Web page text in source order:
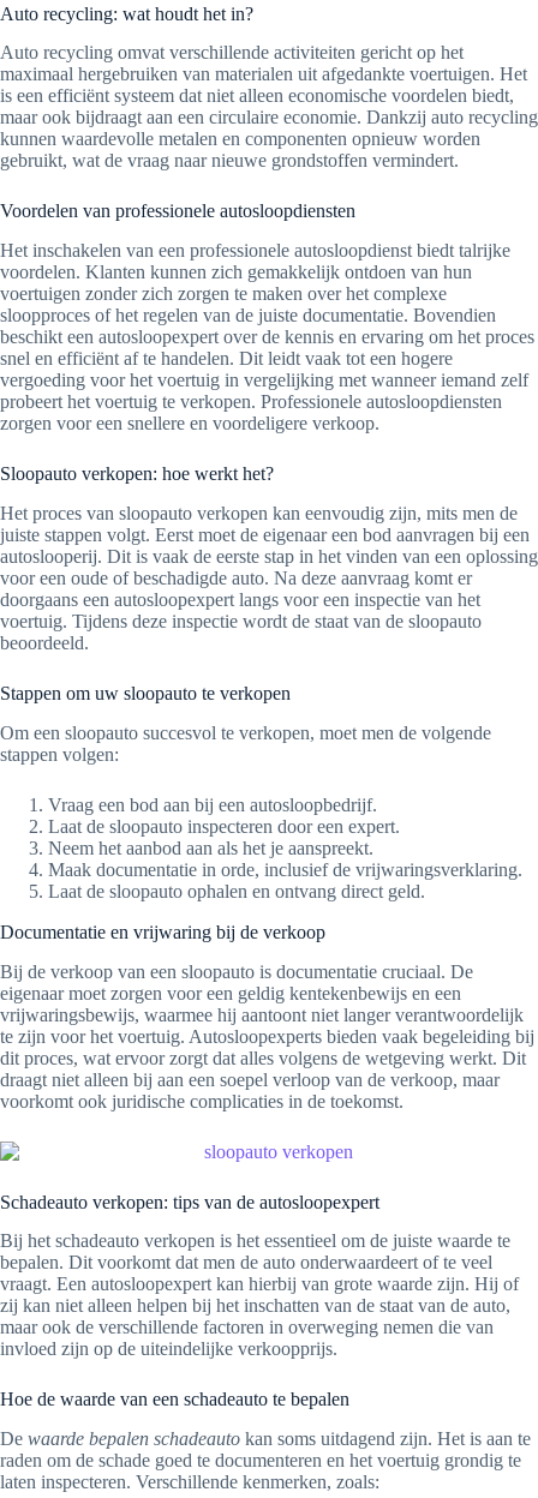
Auto recycling: wat houdt het in?
Auto recycling omvat verschillende activiteiten gericht op het
maximaal hergebruiken van materialen uit afgedankte voertuigen. Het
is een efficiënt systeem dat niet alleen economische voordelen biedt,
maar ook bijdraagt aan een circulaire economie. Dankzij auto recycling
kunnen waardevolle metalen en componenten opnieuw worden
gebruikt, wat de vraag naar nieuwe grondstoffen vermindert.
Voordelen van professionele autosloopdiensten
Het inschakelen van een professionele autosloopdienst biedt talrijke
voordelen. Klanten kunnen zich gemakkelijk ontdoen van hun
voertuigen zonder zich zorgen te maken over het complexe
sloopproces of het regelen van de juiste documentatie. Bovendien
beschikt een autosloopexpert over de kennis en ervaring om het proces
snel en efficiënt af te handelen. Dit leidt vaak tot een hogere
vergoeding voor het voertuig in vergelijking met wanneer iemand zelf
probeert het voertuig te verkopen. Professionele autosloopdiensten
zorgen voor een snellere en voordeligere verkoop.
Sloopauto verkopen: hoe werkt het?
Het proces van sloopauto verkopen kan eenvoudig zijn, mits men de
juiste stappen volgt. Eerst moet de eigenaar een bod aanvragen bij een
autoslooperij. Dit is vaak de eerste stap in het vinden van een oplossing
voor een oude of beschadigde auto. Na deze aanvraag komt er
doorgaans een autosloopexpert langs voor een inspectie van het
voertuig. Tijdens deze inspectie wordt de staat van de sloopauto
beoordeeld.
Stappen om uw sloopauto te verkopen
Om een sloopauto succesvol te verkopen, moet men de volgende
stappen volgen:
Vraag een bod aan bij een autosloopbedrijf.
Laat de sloopauto inspecteren door een expert.
Neem het aanbod aan als het je aanspreekt.
Maak documentatie in orde, inclusief de vrijwaringsverklaring.
Laat de sloopauto ophalen en ontvang direct geld.
Documentatie en vrijwaring bij de verkoop
Bij de verkoop van een sloopauto is documentatie cruciaal. De
eigenaar moet zorgen voor een geldig kentekenbewijs en een
vrijwaringsbewijs, waarmee hij aantoont niet langer verantwoordelijk
te zijn voor het voertuig. Autosloopexperts bieden vaak begeleiding bij
dit proces, wat ervoor zorgt dat alles volgens de wetgeving werkt. Dit
draagt niet alleen bij aan een soepel verloop van de verkoop, maar
voorkomt ook juridische complicaties in de toekomst.
Schadeauto verkopen: tips van de autosloopexpert
Bij het schadeauto verkopen is het essentieel om de juiste waarde te
bepalen. Dit voorkomt dat men de auto onderwaardeert of te veel
vraagt. Een autosloopexpert kan hierbij van grote waarde zijn. Hij of
zij kan niet alleen helpen bij het inschatten van de staat van de auto,
maar ook de verschillende factoren in overweging nemen die van
invloed zijn op de uiteindelijke verkoopprijs.
Hoe de waarde van een schadeauto te bepalen
De waarde bepalen schadeauto kan soms uitdagend zijn. Het is aan te
raden om de schade goed te documenteren en het voertuig grondig te
laten inspecteren. Verschillende kenmerken, zoals: